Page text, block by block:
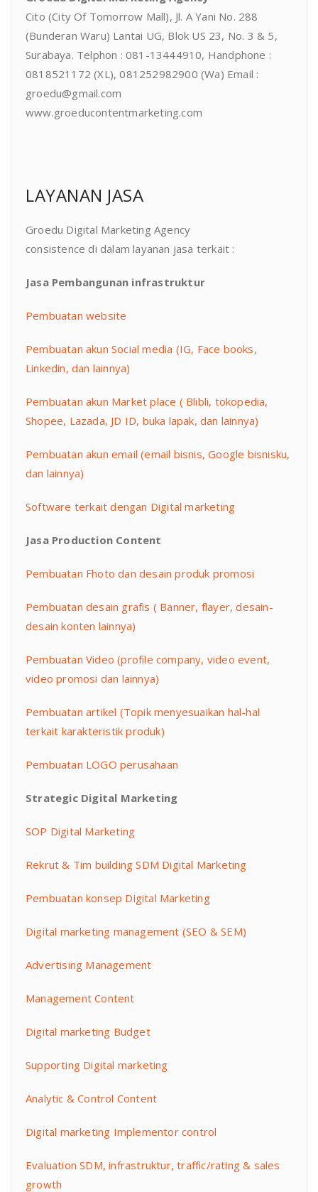
Cito (City Of Tomorrow Mall), Jl. A Yani No. 288
(Bunderan Waru) Lantai UG, Blok US 23, No. 3 & 5,
Surabaya. Telphon : 081-13444910, Handphone :
0818521172 (XL), 081252982900 (Wa) Email :
groedu@gmail.com
www.groeducontentmarketing.com
LAYANAN JASA
Groedu Digital Marketing Agency
consistence di dalam layanan jasa terkait :
Jasa Pembangunan infrastruktur
Pembuatan website
Pembuatan akun Social media (IG, Face books,
Linkedin, dan lainnya)
Pembuatan akun Market place ( Blibli, tokopedia,
Shopee, Lazada, JD ID, buka lapak, dan lainnya)
Pembuatan akun email (email bisnis, Google bisnisku,
dan lainnya)
Software terkait dengan Digital marketing
Jasa Production Content
Pembuatan Fhoto dan desain produk promosi
Pembuatan desain grafis ( Banner, flayer, desain-
desain konten lainnya)
Pembuatan Video (profile company, video event,
video promosi dan lainnya)
Pembuatan artikel (Topik menyesuaikan hal-hal
terkait karakteristik produk)
Pembuatan LOGO perusahaan
Strategic Digital Marketing
SOP Digital Marketing
Rekrut & Tim building SDM Digital Marketing
Pembuatan konsep Digital Marketing
Digital marketing management (SEO & SEM)
Advertising Management
Management Content
Digital marketing Budget
Supporting Digital marketing
Analytic & Control Content
Digital marketing Implementor control
Evaluation SDM, infrastruktur, traffic/rating & sales
growth